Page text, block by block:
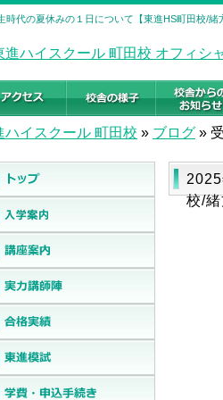
時代の夏休みの１日について【東進HS町田校/
ハイスクール 町田校 » ブログ »
校/